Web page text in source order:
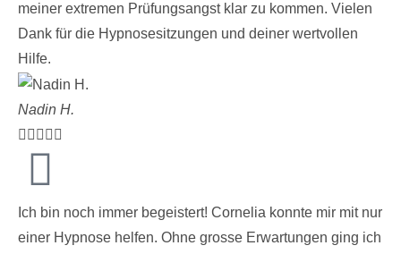
meiner extremen Prüfungsangst klar zu kommen. Vielen
Dank für die Hypnosesitzungen und deiner wertvollen
Hilfe.
Nadin H.
    
Ich bin noch immer begeistert! Cornelia konnte mir mit nur
einer Hypnose helfen. Ohne grosse Erwartungen ging ich